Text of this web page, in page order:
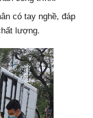
có tay nghề, đáp
lượng.